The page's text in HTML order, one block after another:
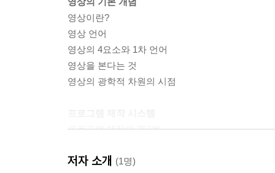
영상이란?
영상 언어
영상의 4요소와 1차 언어
영상을 본다는 것
영상의 광학적 차원의 시점
프로그램 제작의 3단계
스튜디오
저자 소개 (1명)